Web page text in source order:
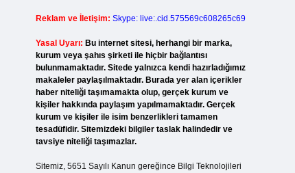
Reklam ve İletişim: Skype: live:.cid.575569c608265c69
Yasal Uyarı: Bu internet sitesi, herhangi bir marka,
kurum veya şahıs şirketi ile hiçbir bağlantısı
bulunmamaktadır. Sitede yalnızca kendi hazırladığımız
makaleler paylaşılmaktadır. Burada yer alan içerikler
haber niteliği taşımamakta olup, gerçek kurum ve
kişiler hakkında paylaşım yapılmamaktadır. Gerçek
kurum ve kişiler ile isim benzerlikleri tamamen
tesadüfidir. Sitemizdeki bilgiler taslak halindedir ve
tavsiye niteliği taşımazlar.
Sitemiz, 5651 Sayılı Kanun gereğince Bilgi Teknolojileri